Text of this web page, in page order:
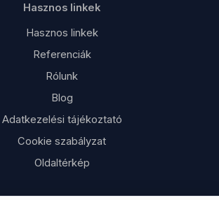
Hasznos linkek
Hasznos linkek
Referenciák
Rólunk
Blog
Adatkezelési tájékoztató
Cookie szabályzat
Oldaltérkép